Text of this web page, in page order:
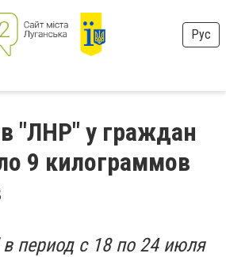
Рус
"ЛНР" у граждан
9 килограммов
период с 18 по 24 июля